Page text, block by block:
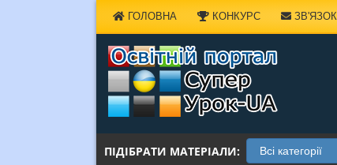
ГОЛОВНА КОНКУРС ЗВ'ЯЗОК
ПІДІБРАТИ МАТЕРІАЛИ: